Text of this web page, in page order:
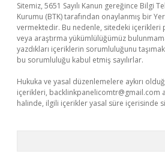
Sitemiz, 5651 Sayılı Kanun gereğince Bilgi
Kurumu (BTK) tarafından onaylanmış bir
vermektedir. Bu nedenle, sitedeki
veya araştırma yükümlülüğümüz
yazdıkları içeriklerin sorumluluğunu
bu sorumluluğu kabul etmiş sayılırlar.
Hukuka ve yasal düzenlemelere aykırı
içerikleri, backlinkpanelicomtr@gmail.com
halinde, ilgili içerikler yasal süre içerisinde